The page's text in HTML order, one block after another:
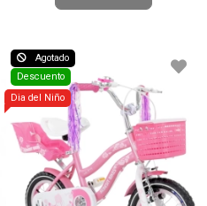
Agotado
Descuento
Dia del Niño